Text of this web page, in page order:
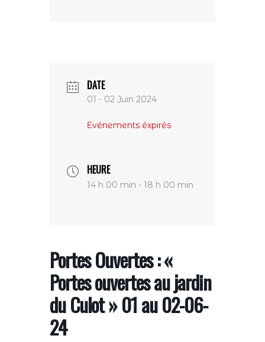
DATE
01 - 02 Juin 2024
Evénements éxpirés
HEURE
14 h 00 min - 18 h 00 min
Portes Ouvertes : «
Portes ouvertes au jardin
du Culot » 01 au 02-06-
24